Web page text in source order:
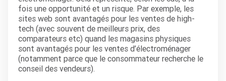
fois une opportunité et un risque. Par exemple, les
sites web sont avantagés pour les ventes de high-
tech (avec souvent de meilleurs prix, des
comparateurs etc) quand les magasins physiques
sont avantagés pour les ventes d’électroménager
(notamment parce que le consommateur recherche le
conseil des vendeurs).